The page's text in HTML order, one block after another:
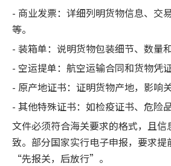
- 商业发票：详细列明货物信息、交
等。
- 装箱单：说明货物包装细节、数量和
- 空运提单：航空运输合同和货物凭证
- 原产地证书：证明货物产地，影响
- 其他特殊证书：如检疫证书、危险
文件必须符合海关要求的格式，且信
致。部分国家实行电子申报，要求提
“先报关，后放行”。